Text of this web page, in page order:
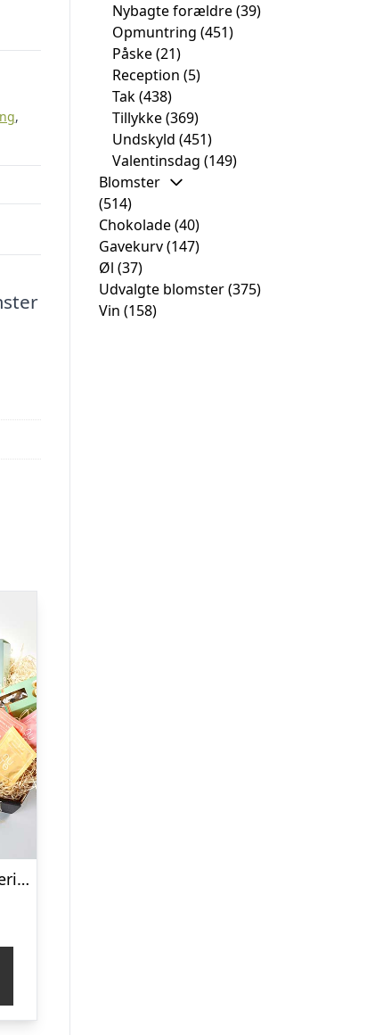
,
Søde pastel lækkerier – Send blomster med Bloomit
Nybagte forældre(39)
Opmuntring (451)
Påske(21)
Reception (5)
Tak(438)
Tillykke(369)
Undskyld (451)
Valentinsdag (149)
Blomster
(514)
Chokolade(40)
Gavekurv(147)
Øl (37)
Udvalgte blomster(375)
Vin (158)